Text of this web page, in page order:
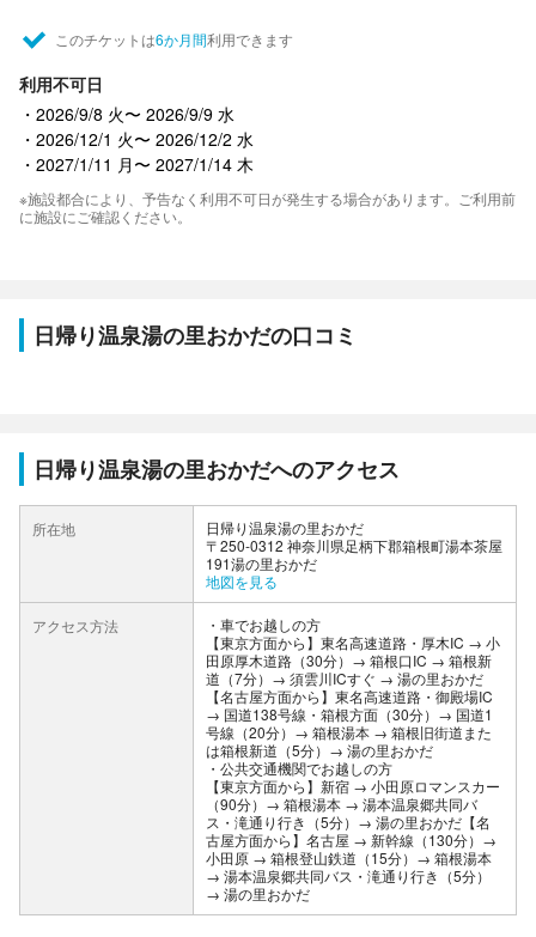
このチケットは6か月間利用できます
利用不可日
2026/9/8 火〜 2026/9/9 水
2026/12/1 火〜 2026/12/2 水
2027/1/11 月〜 2027/1/14 木
※施設都合により、予告なく利用不可日が発生する場合があります。ご利用前
に施設にご確認ください。
日帰り温泉湯の里おかだの口コミ
日帰り温泉湯の里おかだへのアクセス
所在地
日帰り温泉湯の里おかだ
〒250-0312 神奈川県足柄下郡箱根町湯本茶屋
191湯の里おかだ
地図を見る
アクセス方法
車でお越しの方
【東京方面から】東名高速道路・厚木IC → 小
田原厚木道路（30分）→ 箱根口IC → 箱根新
道（7分）→ 須雲川ICすぐ → 湯の里おかだ
【名古屋方面から】東名高速道路・御殿場IC
→ 国道138号線・箱根方面（30分）→ 国道1
号線（20分）→ 箱根湯本 → 箱根旧街道また
は箱根新道（5分）→ 湯の里おかだ
公共交通機関でお越しの方
【東京方面から】新宿 → 小田原ロマンスカー
（90分）→ 箱根湯本 → 湯本温泉郷共同バ
ス・滝通り行き（5分）→ 湯の里おかだ【名
古屋方面から】名古屋 → 新幹線（130分）→
小田原 → 箱根登山鉄道（15分）→ 箱根湯本
→ 湯本温泉郷共同バス・滝通り行き（5分）
→ 湯の里おかだ